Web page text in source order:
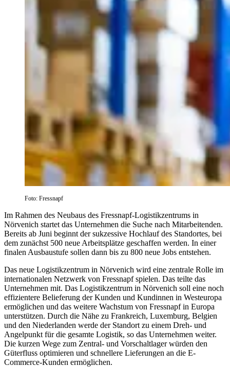
Foto: Fressnapf
Im Rahmen des Neubaus des Fressnapf-Logistikzentrums in
Nörvenich startet das Unternehmen die Suche nach Mitarbeitenden.
Bereits ab Juni beginnt der sukzessive Hochlauf des Standortes, bei
dem zunächst 500 neue Arbeitsplätze geschaffen werden. In einer
finalen Ausbaustufe sollen dann bis zu 800 neue Jobs entstehen.
Das neue Logistikzentrum in Nörvenich wird eine zentrale Rolle im
internationalen Netzwerk von Fressnapf spielen. Das teilte das
Unternehmen mit. Das Logistikzentrum in Nörvenich soll eine noch
effizientere Belieferung der Kunden und Kundinnen in Westeuropa
ermöglichen und das weitere Wachstum von Fressnapf in Europa
unterstützen. Durch die Nähe zu Frankreich, Luxemburg, Belgien
und den Niederlanden werde der Standort zu einem Dreh- und
Angelpunkt für die gesamte Logistik, so das Unternehmen weiter.
Die kurzen Wege zum Zentral- und Vorschaltlager würden den
Güterfluss optimieren und schnellere Lieferungen an die E-
Commerce-Kunden ermöglichen.